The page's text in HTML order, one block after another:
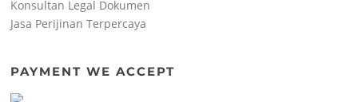
Konsultan Legal Dokumen
Jasa Perijinan Terpercaya
PAYMENT WE ACCEPT